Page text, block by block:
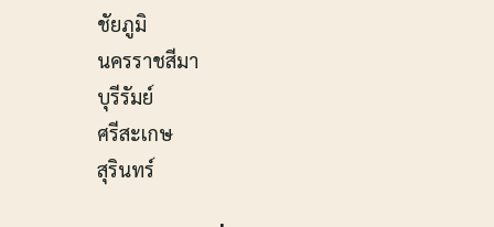
ชัยภูมิ
นครราชสีมา
บุรีรัมย์
ศรีสะเกษ
สุรินทร์